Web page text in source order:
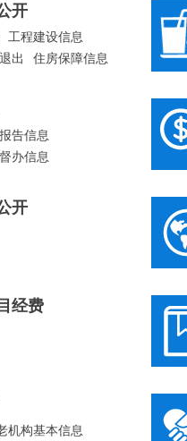
开
工程建设信息
出
住房保障信息
专栏
告信息
办信息
信息
开
经费
机构基本信息